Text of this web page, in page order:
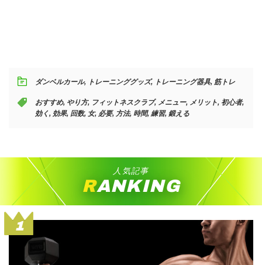
ダンベルカール, トレーニンググッズ, トレーニング器具, 筋トレ
おすすめ, やり方, フィットネスクラブ, メニュー, メリット, 初心者,
効く, 効果, 回数, 女, 必要, 方法, 時間, 練習, 鍛える
人気記事
RANKING
1